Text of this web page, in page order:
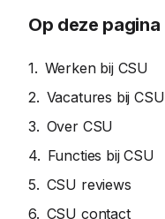
Op deze pagina
Werken bij CSU
Vacatures bij CSU
Over CSU
Functies bij CSU
CSU reviews
CSU contact